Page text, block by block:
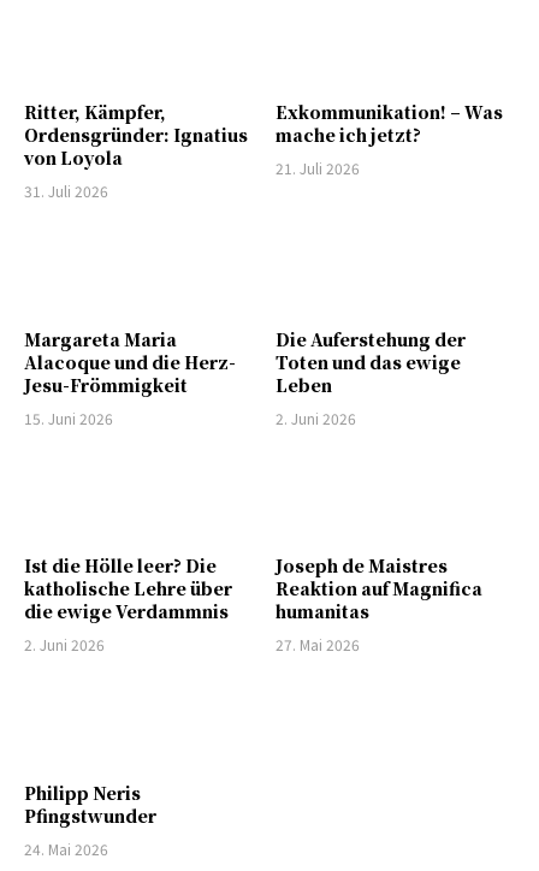
Ritter, Kämpfer,
Ordensgründer: Ignatius
von Loyola
31. Juli 2026
Exkommunikation! – Was
mache ich jetzt?
21. Juli 2026
Margareta Maria
Alacoque und die Herz-
Jesu-Frömmigkeit
15. Juni 2026
Die Auferstehung der
Toten und das ewige
Leben
2. Juni 2026
Ist die Hölle leer? Die
katholische Lehre über
die ewige Verdammnis
2. Juni 2026
Joseph de Maistres
Reaktion auf Magnifica
humanitas
27. Mai 2026
Philipp Neris
Pfingstwunder
24. Mai 2026